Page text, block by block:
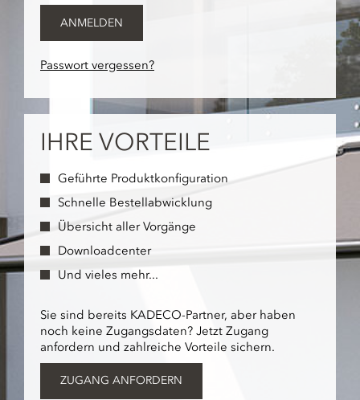
ANMELDEN
Passwort vergessen?
IHRE VORTEILE
Geführte Produktkonfiguration
Schnelle Bestellabwicklung
Übersicht aller Vorgänge
Downloadcenter
Und vieles mehr...
Sie sind bereits KADECO-Partner, aber haben
noch keine Zugangsdaten? Jetzt Zugang
anfordern und zahlreiche Vorteile sichern.
ZUGANG ANFORDERN